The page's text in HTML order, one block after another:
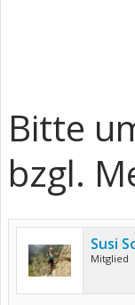
Bitte
bzgl.
Susi
Mitglied